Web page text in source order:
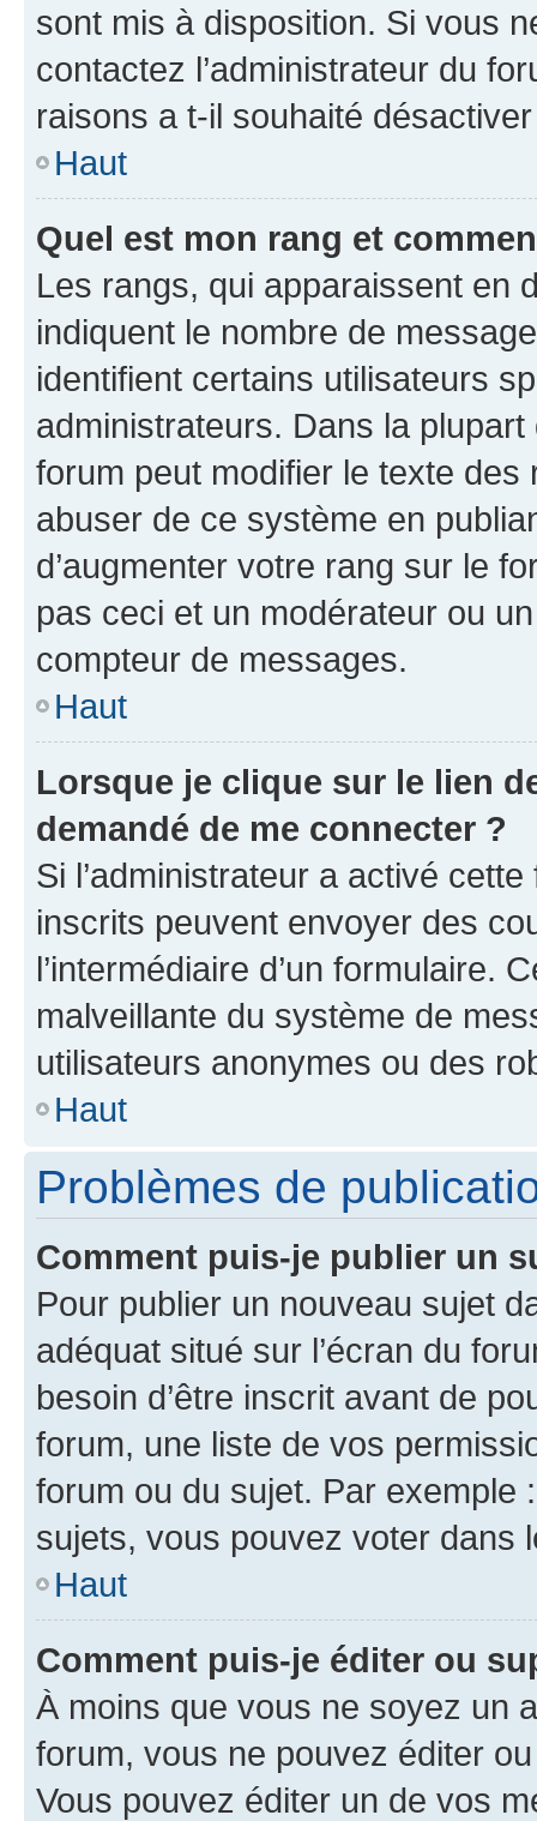
sont mis à disposition. Si vous
contactez l’administrateur du
raisons a t-il souhaité
Haut
Quel est mon rang et
Les rangs, qui apparaissent en
indiquent le nombre de
identifient certains utilisateurs
administrateurs. Dans la
forum peut modifier le texte
abuser de ce système en
d’augmenter votre rang sur le
pas ceci et un modérateur ou
compteur de messages.
Haut
Lorsque je clique sur le lien
demandé de me connecter ?
Si l’administrateur a activé
inscrits peuvent envoyer des
l’intermédiaire d’un formulaire.
malveillante du système de
utilisateurs anonymes ou des
Haut
Problèmes de
Comment puis-je publier un
Pour publier un nouveau sujet
adéquat situé sur l’écran du
besoin d’être inscrit avant de
forum, une liste de vos
forum ou du sujet. Par exemple
sujets, vous pouvez voter dans
Haut
Comment puis-je éditer ou
À moins que vous ne soyez un
forum, vous ne pouvez éditer
Vous pouvez éditer un de vos